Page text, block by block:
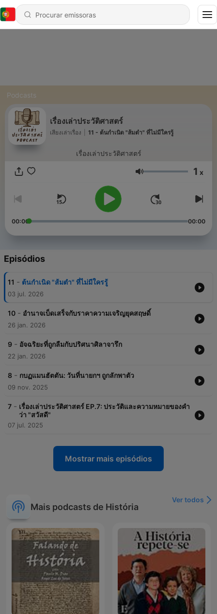
Podcasts
เรื่องเล่าประวัติศาสตร์
เสียงเล่าเรื่อง 11 - ต้นกำเนิด "ส้มตำ" ที่ไม่มีใครรู้
เรื่องเล่าประวัติศาสตร์
Volume 1 x
00:00 00:00
Episódios
11 - ต้นกำเนิด "ส้มตำ" ที่ไม่มีใครรู้
03 jul. 2026
10 - อำนาจเบ็ดเสร็จกับราคาความเจริญยุคสฤษดิ์
26 jan. 2026
9 - อัจฉริยะที่ถูกลืมกับปริศนาศิลาจารึก
22 jan. 2026
8 - กบฏแมนฮัตตัน: วันที่นายกฯ ถูกลักพาตัว
09 nov. 2025
7 - เรื่องเล่าประวัติศาสตร์ EP.7: ประวัติและความหมายของคำ
ว่า "สวัสดี"
07 jul. 2025
Mostrar mais episódios
Mais podcasts de História
Ver todos